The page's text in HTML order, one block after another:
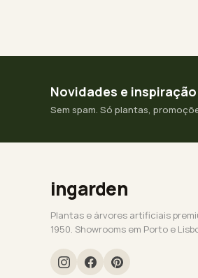
Novidades e
Sem spam. Só plantas,
ingarden
Plantas e árvores artificiais
1950. Showrooms em Porto e